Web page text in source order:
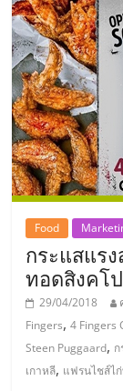
รน
ไชส์
แฟ
รน
ไชส์
ขาย
หน้า
Food
กระแสแร
ทอดสิงคโ
29/04/2018
Fingers,4 Fingers
Steen Puggaard,
เกาหลี, แฟรนไชส์ไ